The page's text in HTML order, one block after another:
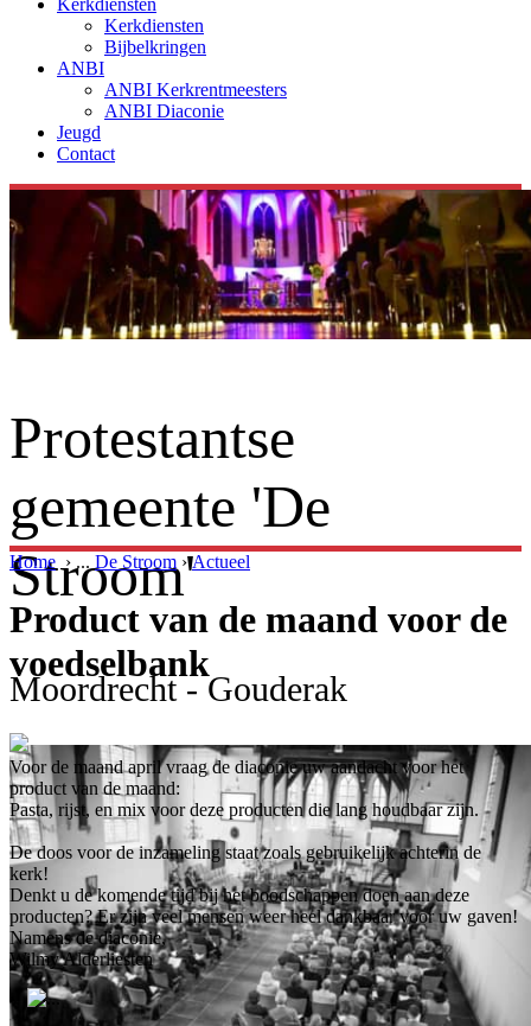
Kerkdiensten
Bijbelkringen
ANBI
ANBI Kerkrentmeesters
ANBI Diaconie
Jeugd
Contact
Protestantse
gemeente 'De
Stroom'
Moordrecht - Gouderak
Home › ... De Stroom ›Actueel
Product van de maand voor de
voedselbank
Voor de maand april vraag de diaconie uw aandacht voor het
product van de maand:
Pasta, rijst, en mix voor deze producten die lang houdbaar zijn.
De doos voor de inzameling staat zoals gebruikelijk achterin de
kerk!
Denkt u de komende tijd bij het boodschappen doen aan deze
producten? Er zijn veel mensen weer heel dankbaar voor uw gaven!
Namens de diaconie,
Wilmy Alderliesten